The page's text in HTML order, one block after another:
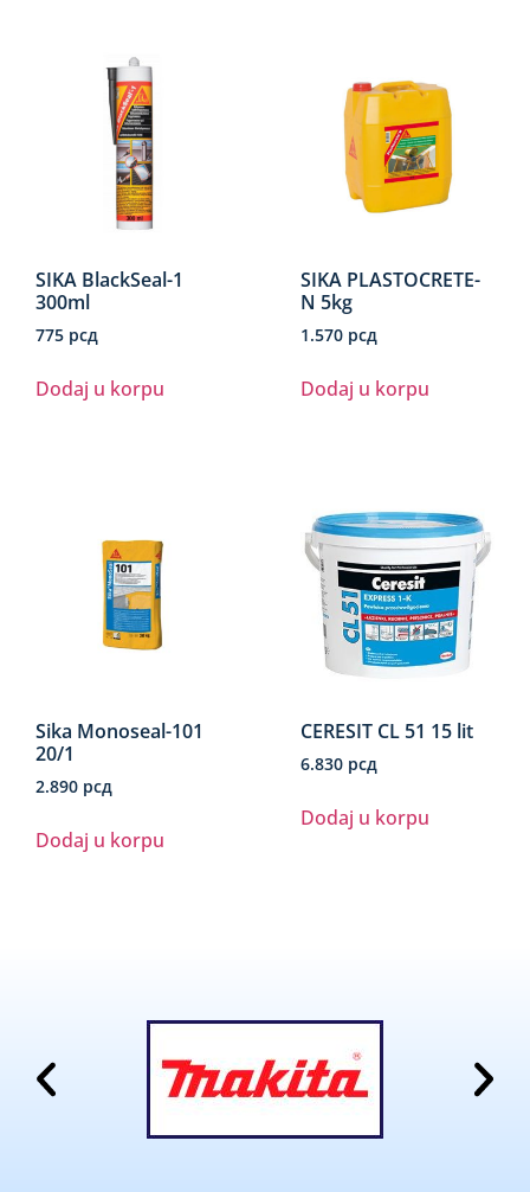
SIKA BlackSeal-1
300ml
775 рсд
Dodaj u korpu
SIKA PLASTOCRETE-
N 5kg
1.570 рсд
Dodaj u korpu
Sika Monoseal-101
20/1
2.890 рсд
Dodaj u korpu
CERESIT CL 51 15 lit
6.830 рсд
Dodaj u korpu